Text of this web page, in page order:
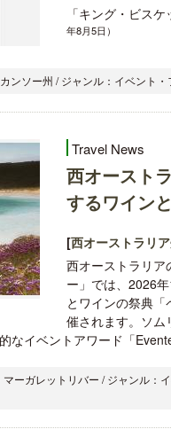
「キング・ビス
年8月5日）
ンソー州 / ジャンル：イベント・
Travel News
西オースト
するワイン
[西オーストラリ
西オーストラリア
ー」では、2026
とワインの祭典
催されます。ソム
なイベントアワード「
ーガレットリバー / ジャンル：